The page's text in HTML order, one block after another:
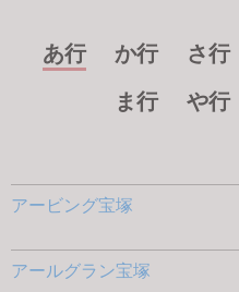
あ行 か行 さ行
ま行
や行
アービング宝塚
アールグラン宝塚